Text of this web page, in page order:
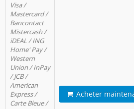
Visa /
Mastercard /
Bancontact
Mistercash /
iDEAL / ING
Home' Pay /
Western
Union / InPay
/ JCB /
American
Express /
Carte Bleue /
Acheter